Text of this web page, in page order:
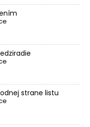
strane listu